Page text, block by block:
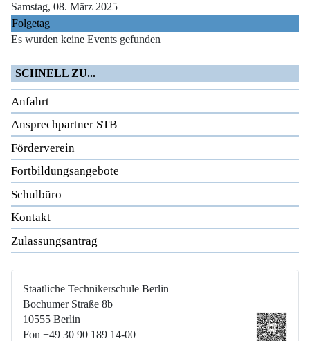
Samstag, 08. März 2025
Folgetag
Es wurden keine Events gefunden
SCHNELL ZU...
Anfahrt
Ansprechpartner STB
Förderverein
Fortbildungsangebote
Schulbüro
Kontakt
Zulassungsantrag
Staatliche Technikerschule Berlin
Bochumer Straße 8b
10555 Berlin
Fon +49 30 90 189 14-00